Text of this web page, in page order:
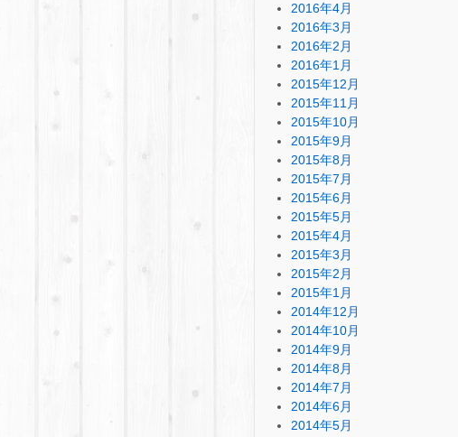
2016年4月
2016年3月
2016年2月
2016年1月
2015年12月
2015年11月
2015年10月
2015年9月
2015年8月
2015年7月
2015年6月
2015年5月
2015年4月
2015年3月
2015年2月
2015年1月
2014年12月
2014年10月
2014年9月
2014年8月
2014年7月
2014年6月
2014年5月